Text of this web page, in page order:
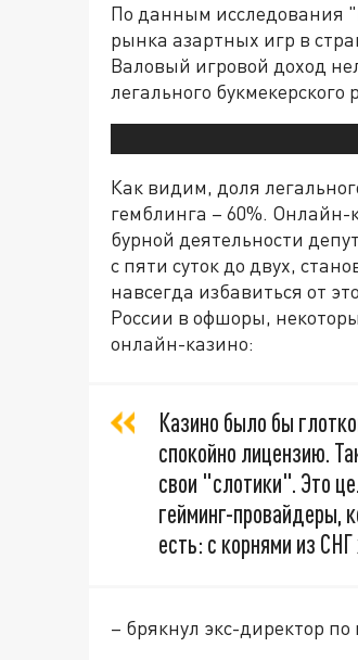
По данным исследования
рынка азартных игр в
Валовый игровой доход
легального
Как видим, доля
гемблинга – 60%. Онлайн-
бурной деятельности
с пяти суток до двух,
навсегда избавиться от
России в офшоры,
онлайн-казино:
Казино было бы
спокойно лицензию.
свои "слотики". Это
гейминг-провайдеры,
есть: с корнями из
– брякнул экс-директор